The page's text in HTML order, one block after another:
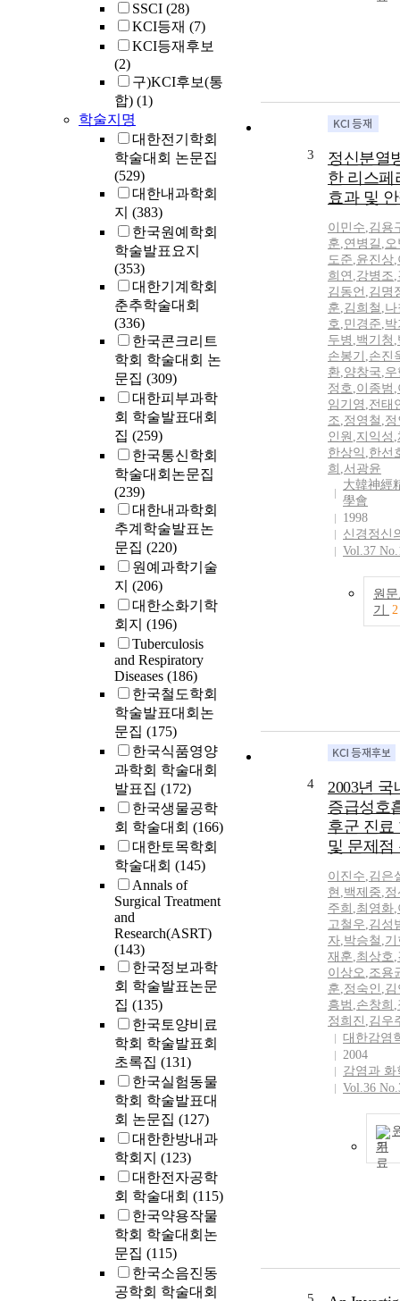
SSCI (28)
KCI등재 (7)
KCI등재후보
(2)
구)KCI후보(통
합) (1)
학술지명
대한전기학회
학술대회 논문집
(529)
대한내과학회
지 (383)
한국원예학회
학술발표요지
(353)
대한기계학회
춘추학술대회
(336)
한국콘크리트
학회 학술대회 논
문집 (309)
대한피부과학
회 학술발표대회
집 (259)
한국통신학회
학술대회논문집
(239)
대한내과학회
추계학술발표논
문집 (220)
원예과학기술
지 (206)
대한소화기학
회지 (196)
Tuberculosis
and Respiratory
Diseases (186)
한국철도학회
학술발표대회논
문집 (175)
한국식품영양
과학회 학술대회
발표집 (172)
한국생물공학
회 학술대회 (166)
대한토목학회
학술대회 (145)
Annals of
Surgical Treatment
and
Research(ASRT)
(143)
한국정보과학
회 학술발표논문
집 (135)
한국토양비료
학회 학술발표회
초록집 (131)
한국실험동물
학회 학술발표대
회 논문집 (127)
대한한방내과
학회지 (123)
대한전자공학
회 학술대회 (115)
한국약용작물
학회 학술대회논
문집 (115)
한국소음진동
공학회 학술대회
3
정신분열
한 리스페
효과 및
이민수,김용
훈,연병길 ,
도준,윤진상,
희연 ,강병조,
김동언 ,김명
훈,김희철 ,나
호,민경준,
두병 ,백기청 ,
손봉기 ,손진
환,양창국,
정호,이종범 ,
임기영 ,전태
조,정영철 ,
인원 ,지익성 ,
한상익 ,한선
희 ,서광윤
大韓神經
學會
1998
신경정신
Vol.37
원
기
2
4
2003년 국
증급성호
후군 진료
및 문제점
이진수,김은
현 ,백제중,
주희 ,최영화,
고철우,김성
자,박승철 ,
재훈,최상호,
이상오,조용
훈,정숙인 ,
흥범 ,손창희 ,
정희진 ,김우
대한감염
2004
감염과 화
Vol.36
기